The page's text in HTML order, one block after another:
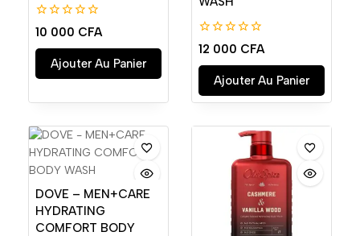
0
de
5
10 000 CFA
Ajouter Au Panier
0
de
5
12 000 CFA
Ajouter Au Panier
DOVE – MEN+CARE
HYDRATING
COMFORT BODY